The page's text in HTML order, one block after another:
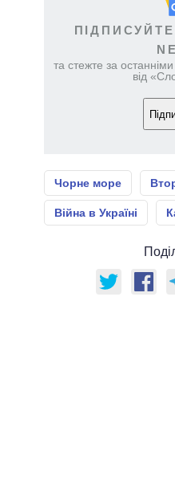
та стежте за
від
Чорне море
Війна в Україні